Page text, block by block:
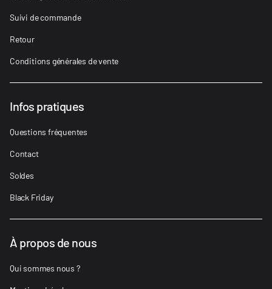
Suivi de commande
Retour
Conditions générales de vente
Infos pratiques
Questions fréquentes
Contact
Soldes
Black Friday
À propos de nous
Qui sommes nous ?